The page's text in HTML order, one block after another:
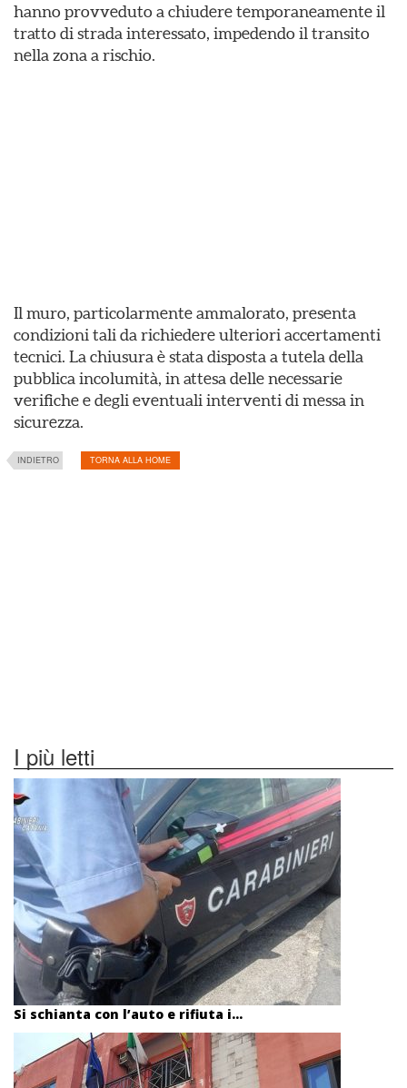
hanno provveduto a chiudere temporaneamente il
tratto di strada interessato, impedendo il transito
nella zona a rischio.
Il muro, particolarmente ammalorato, presenta
condizioni tali da richiedere ulteriori accertamenti
tecnici. La chiusura è stata disposta a tutela della
pubblica incolumità, in attesa delle necessarie
verifiche e degli eventuali interventi di messa in
sicurezza.
INDIETRO TORNA ALLA HOME
I più letti
Si schianta con l’auto e rifiuta i...